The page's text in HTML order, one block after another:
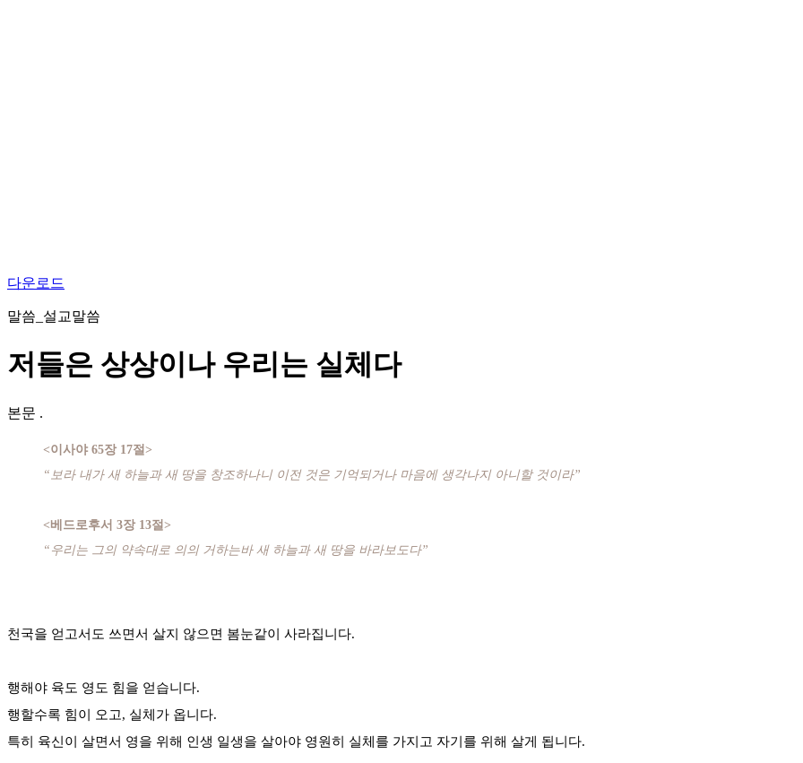
다운로드
말씀_설교말씀
저들은 상상이나 우리는 실체다
본문 .
<이사야 65장 17절>
“보라 내가 새 하늘과 새 땅을 창조하나니 이전 것은 기억되거나 마음에 생각나지 아니할 것이라”
<베드로후서 3장 13절>
“우리는 그의 약속대로 의의 거하는바 새 하늘과 새 땅을 바라보도다”
천국을 얻고서도 쓰면서 살지 않으면 봄눈같이 사라집니다.
행해야 육도 영도 힘을 얻습니다.
행할수록 힘이 오고, 실체가 옵니다.
특히 육신이 살면서 영을 위해 인생 일생을 살아야 영원히 실체를 가지고 자기를 위해 살게 됩니다.